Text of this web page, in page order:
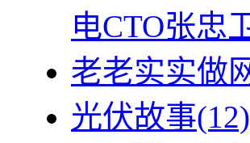
电CTO张忠
老老实实做
光伏故事